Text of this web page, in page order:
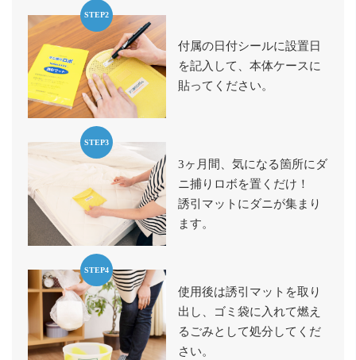
STEP2
付属の日付シールに設置日
を記入して、本体ケースに
貼ってください。
STEP3
3ヶ月間、気になる箇所にダ
ニ捕りロボを置くだけ！
誘引マットにダニが集まり
ます。
STEP4
使用後は誘引マットを取り
出し、ゴミ袋に入れて燃え
るごみとして処分してくだ
さい。